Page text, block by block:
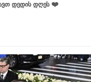
დედის დღეს ❤️